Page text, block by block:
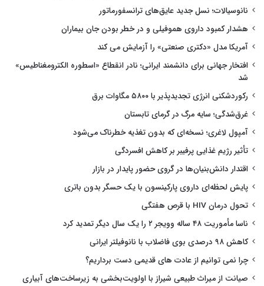
نانوسیالات؛ نسل جدید عایق‌های ترانسفورماتور
هشدار کمبود داروی هموفیلی و در خطر بودن جان بیماران
آمریکا مدل «دکتری صنعتی» را آزمایش می کند
افتخار جهانی برای دانشمند ایرانی؛ نادر انقطاع «اسطوره الکترومغناطیس»
شد
رکوردشکنی انرژی تجدیدپذیر با ۵۸۰۰ مگاوات برق
غرق‌شدگی؛ سایه مرگ در گرمای تابستان
آمپول لاغری؛ نسخه‌ای که بدون تغذیه خطرناک می‌شود
تأثیر رژیم غذایی پرفیبر بر کاهش افسردگی
اقتدار دانش‌بنیان‌ها در گروی حضور پایدار در بازار
پایش لحظه‌ای داروی پارکینسون با یک حسگر بدون باتری
تحول درمان HIV با قرص هفتگی
ناسا مأموریت ۴۸ ساله وویجر ۲ را یک سال دیگر تمدید کرد
کاهش ۹۸ درصدی بوی فاضلاب با نانوفیلتر ایرانی
چرا نمی توانیم از عادت های قدیمی دست برداریم؟
صیانت از میراث طبیعی شیراز با اولویت‌بخشی به زیرساخت‌های آبیاری